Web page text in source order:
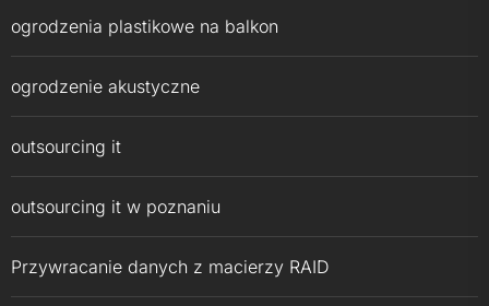
ogrodzenia plastikowe na balkon
ogrodzenie akustyczne
outsourcing it
outsourcing it w poznaniu
Przywracanie danych z macierzy RAID